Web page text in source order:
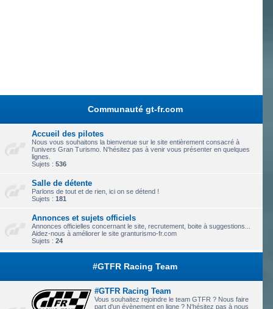
Communauté gt-fr.com
Accueil des pilotes
Nous vous souhaitons la bienvenue sur le site entièrement consacré à
l'univers Gran Turismo. N'hésitez pas à venir vous présenter en quelques
lignes.
Sujets : 536
Salle de détente
Parlons de tout et de rien, ici on se détend !
Sujets : 181
Annonces et sujets officiels
Annonces officielles concernant le site, recrutement, boite à suggestions...
Aidez-nous à améliorer le site granturismo-fr.com
Sujets : 24
#GTFR Racing Team
#GTFR Racing Team
Vous souhaitez rejoindre le team GTFR ? Nous faire
part d'un évènement en ligne ? N'hésitez pas à nous